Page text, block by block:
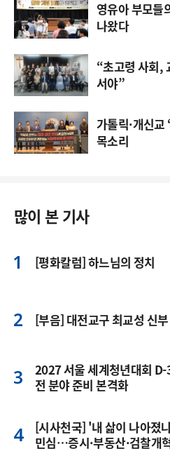
영유아 부모들
나왔다
“초고령 사회,
서야”
가톨릭·개신
목소리
많이 본 기사
[평화칼럼] 하느님의 정치
[부음] 대전교구 최교성 신
2027 서울 세계청년대회
전 분야 준비 본격화
[시사천국] '내 삶이 나아졌
민심…증시·부동산·검찰개